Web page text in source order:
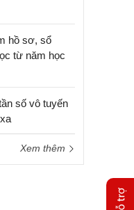
hồ sơ, sổ
từ năm học
số vô tuyến
Xem thêm